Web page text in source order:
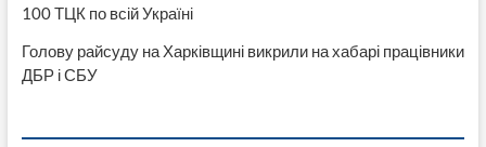
100 ТЦК по всій Україні
Голову райсуду на Харківщині викрили на хабарі працівники
ДБР і СБУ